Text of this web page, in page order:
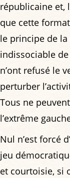
républicaine et,
que cette
le principe de
indissociable
n’ont refusé le
perturber
Tous ne
l’extrême
Nul n’est forcé
jeu
et courtoisie, si